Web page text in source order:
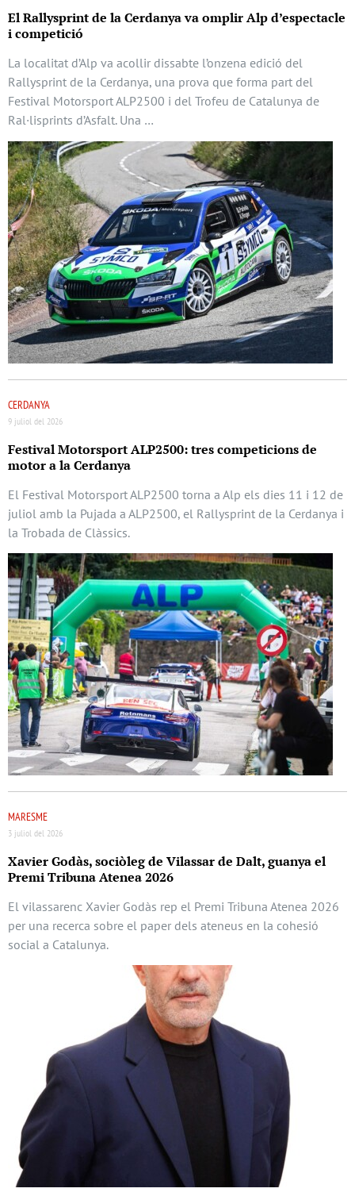
El Rallysprint de la Cerdanya va omplir Alp d’espectacle
i competició
La localitat d’Alp va acollir dissabte l’onzena edició del
Rallysprint de la Cerdanya, una prova que forma part del
Festival Motorsport ALP2500 i del Trofeu de Catalunya de
Ral·lisprints d’Asfalt. Una …
CERDANYA
9 juliol del 2026
Festival Motorsport ALP2500: tres competicions de
motor a la Cerdanya
El Festival Motorsport ALP2500 torna a Alp els dies 11 i 12 de
juliol amb la Pujada a ALP2500, el Rallysprint de la Cerdanya i
la Trobada de Clàssics.
MARESME
3 juliol del 2026
Xavier Godàs, sociòleg de Vilassar de Dalt, guanya el
Premi Tribuna Atenea 2026
El vilassarenc Xavier Godàs rep el Premi Tribuna Atenea 2026
per una recerca sobre el paper dels ateneus en la cohesió
social a Catalunya.